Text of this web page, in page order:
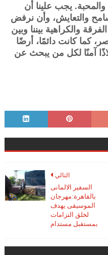
يجب علينا أن
والتعايش، وأن نرفض
والكراهية بيننا وبين
كما كانت دائمًا، أرضًا
آمنًا لكل من يبحث عن
التالي
السفير الالمانى
بالقاهرة:مهرجان
الموسيقى يهدف
لخلق التزامات
بمستقبل مستدام